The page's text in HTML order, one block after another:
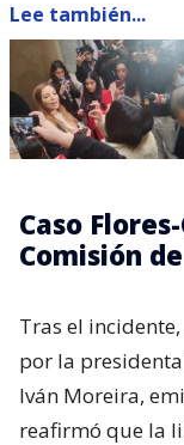
Lee también...
Caso
Comisión
Tras el
por la
Iván Moreira,
reafirmó que la